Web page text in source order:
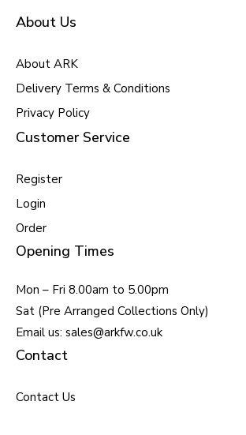
About Us
About ARK
Delivery Terms & Conditions
Privacy Policy
Customer Service
Register
Login
Order
Opening Times
Mon – Fri 8.00am to 5.00pm
Sat (Pre Arranged Collections Only)
Email us: sales@arkfw.co.uk
Contact
Contact Us